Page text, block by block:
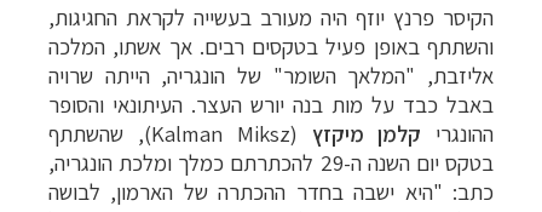
הקיסר פרנץ יוזף היה מעורב בעשייה לקראת החגיגות,
והשתתף באופן פעיל בטקסים רבים. אך אשתו, המלכה
אליזבת, "המלאך השומר" של הונגריה, הייתה שרויה
באבל כבד על מות בנה יורש העצר. העיתונאי והסופר
ההונגרי קלמן מיקזץ (
Kalman Miksz), שהשתתף
בטקס יום השנה ה-29 להכתרתם כמלך ומלכת הונגריה,
כתב: "היא ישבה בחדר ההכתרה של הארמון, לבושה